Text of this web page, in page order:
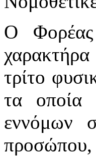
Ο Φορέας
τρίτο
τα οποία
εννόμων